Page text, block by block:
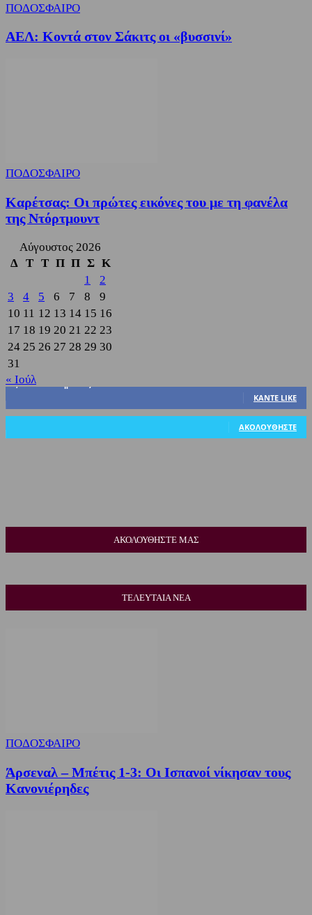
ΠΟΔΟΣΦΑΙΡΟ
ΑΕΛ: Κοντά στον Σάκιτς οι «βυσσινί»
ΠΟΔΟΣΦΑΙΡΟ
Καρέτσας: Οι πρώτες εικόνες του με τη φανέλα
της Ντόρτμουντ
Αύγουστος 2026
Δ
Τ Τ Π Π Σ Κ
1
2
3
4 5 6 7 8
9
10 11 12 13 14 15 16
17 18 19 20 21 22 23
24 25 26 27 28 29 30
31
« Ιούλ
3,822
ΚΆΝΤΕ LIKE
ΑΚΟΛΟΥΘΉΣΤΕ
ΑΚΟΛΟΥΘΗΣΤΕ ΜΑΣ
ΤΕΛΕΥΤΑΙΑ ΝΕΑ
ΠΟΔΟΣΦΑΙΡΟ
Άρσεναλ – Μπέτις 1-3: Οι Ισπανοί νίκησαν τους
Κανονιέρηδες